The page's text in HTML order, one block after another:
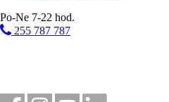
Po-Ne 7-22 hod.
255 787 787